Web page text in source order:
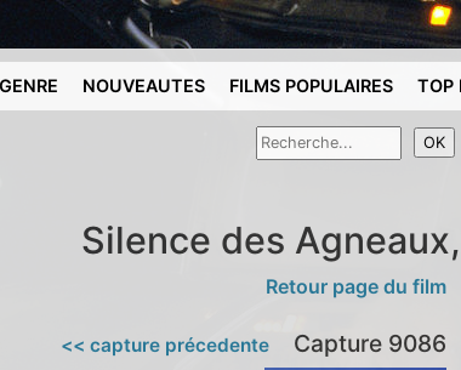
GENRE NOUVEAUTES FILMS POPULAIRES TOP
Silence des
Retour page du film
<< capture précedenteCapture 9086